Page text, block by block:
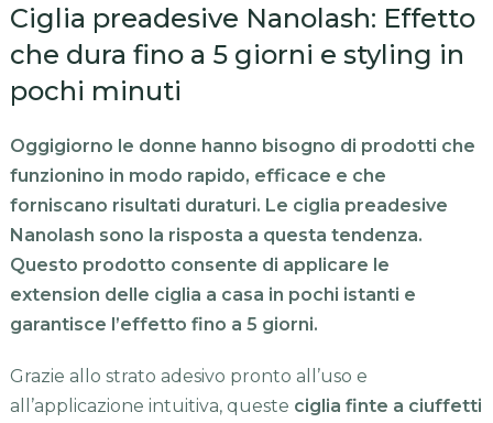
Ciglia preadesive Nanolash: Effetto
che dura fino a 5 giorni e styling in
pochi minuti
Oggigiorno le donne hanno bisogno di prodotti che
funzionino in modo rapido, efficace e che
forniscano risultati duraturi. Le ciglia preadesive
Nanolash sono la risposta a questa tendenza.
Questo prodotto consente di applicare le
extension delle ciglia a casa in pochi istanti e
garantisce l’effetto fino a 5 giorni.
Grazie allo strato adesivo pronto all’uso e
all’applicazione intuitiva, queste ciglia finte a ciuffetti